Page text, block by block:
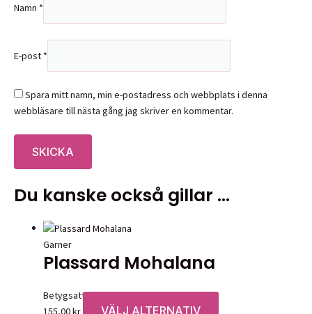
Namn *
E-post *
Spara mitt namn, min e-postadress och webbplats i denna
webbläsare till nästa gång jag skriver en kommentar.
Du kanske också gillar …
Garner
Plassard Mohalana
Betygsatt0av 5
155,00kr VÄLJ ALTERNATIV